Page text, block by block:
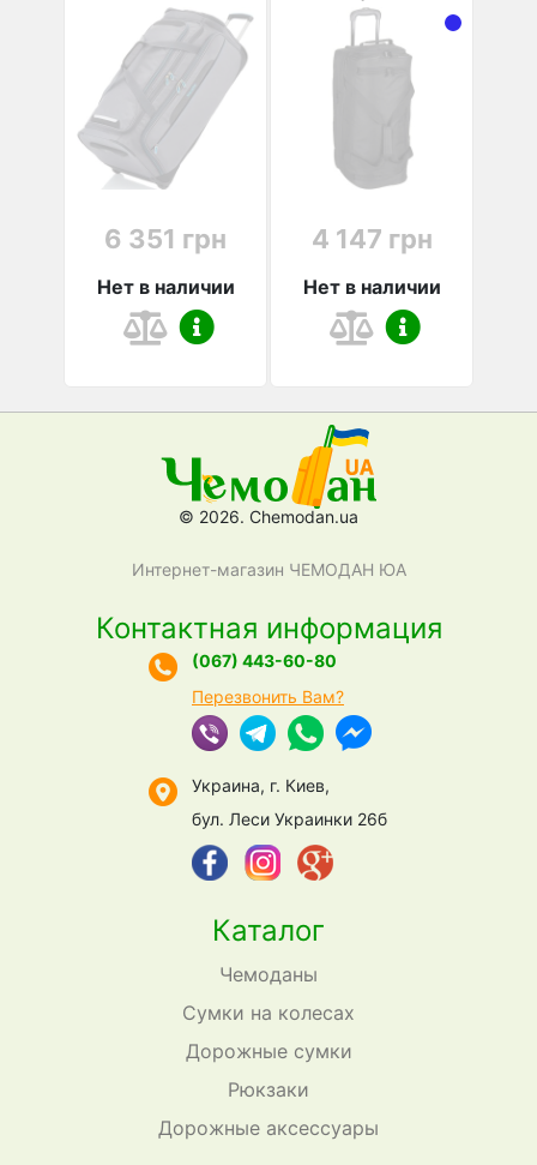
6 351 грн
Нет в наличии
4 147 грн
Нет в наличии
© 2026. Chemodan.ua
Интернет-магазин ЧЕМОДАН ЮА
Каталог
Чемоданы
Сумки на колесах
Дорожные сумки
Рюкзаки
Дорожные аксессуары
Контактная информация
(067) 443-60-80
Перезвонить Вам?
Украина, г. Киев,
бул. Леси Украинки 26б